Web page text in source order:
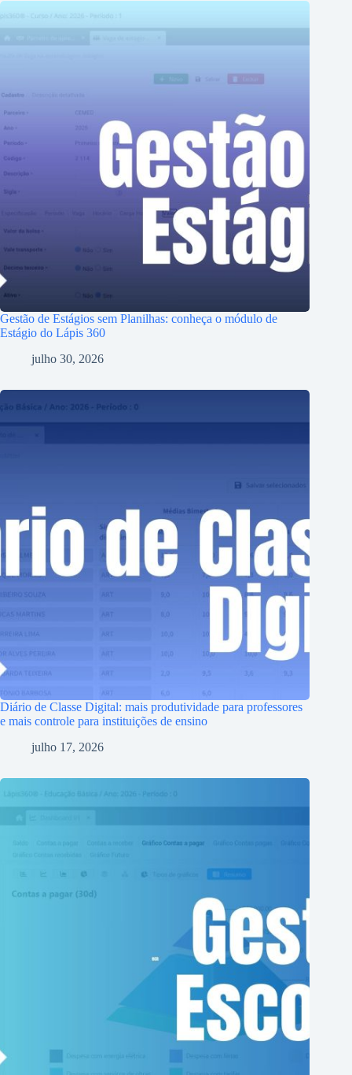
Gestão de Estágios sem Planilhas: conheça o módulo de
Estágio do Lápis 360
julho 30, 2026
Diário de Classe Digital: mais produtividade para professores
e mais controle para instituições de ensino
julho 17, 2026